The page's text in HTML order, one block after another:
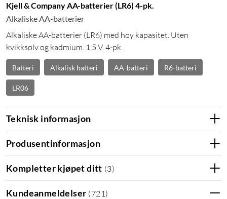
Kjell & Company AA-batterier (LR6) 4-pk.
Alkaliske AA-batterier
Alkaliske AA-batterier (LR6) med høy kapasitet. Uten
kvikksølv og kadmium. 1,5 V. 4-pk.
Batteri Alkalisk batteri AA-batteri R6-batteri
LR06
Teknisk informasjon
Produsentinformasjon
Kompletter kjøpet ditt (3)
Kundeanmeldelser (721 )